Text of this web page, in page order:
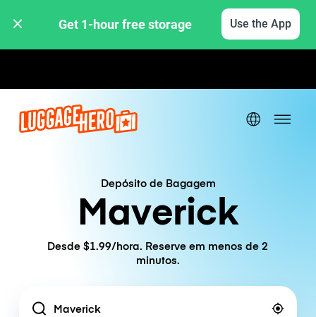
Get 1-hour free storage Use the App
Depósito de Bagagem
Maverick
Desde $1.99/hora. Reserve em menos de 2
minutos.
Location